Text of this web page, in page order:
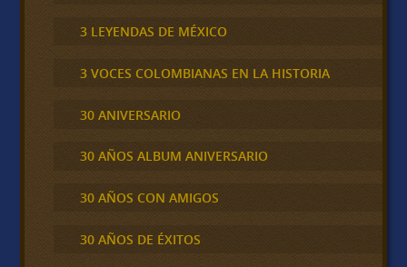
3 LEYENDAS DE MÉXICO
3 VOCES COLOMBIANAS EN LA HISTORIA
30 ANIVERSARIO
30 AÑOS ALBUM ANIVERSARIO
30 AÑOS CON AMIGOS
30 AÑOS DE ÉXITOS